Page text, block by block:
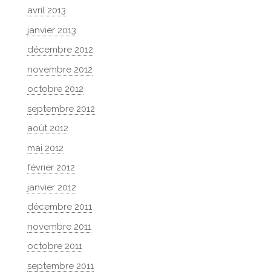
avril 2013
janvier 2013
décembre 2012
novembre 2012
octobre 2012
septembre 2012
août 2012
mai 2012
février 2012
janvier 2012
décembre 2011
novembre 2011
octobre 2011
septembre 2011